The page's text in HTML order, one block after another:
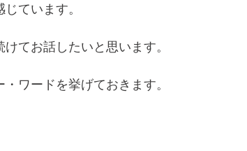
ています。
てお話したいと思います。
ワードを挙げておきます。